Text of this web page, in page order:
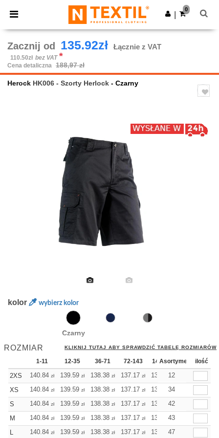
× Aplikacja Ntextil
Lepsze ceny w aplikacji!
Pobierz app
0
Zacznij od 135.92zł Łącznie z VAT
110.50zł bez VAT *
Cena detaliczna 188,97 zł
Herock HK006 - Szorty Herlock - Czarny
kolor wybierz kolor
Czarny
ROZMIAR KLIKNIJ TUTAJ ABY SPRAWDZIĆ TABELĘ ROZMIARÓW
1-11 12-35 36-71 72-143 144-287 288 Dodaj
Asortyment ilość
2XS 140.84 zł 139.59 zł 138.38 zł 137.17 zł 135.92 zł
12
XS
140.84 zł 139.59 zł 138.38 zł 137.17 zł 135.92 zł
34
S
140.84 zł 139.59 zł 138.38 zł 137.17 zł 135.92 zł
42
M
140.84 zł 139.59 zł 138.38 zł 137.17 zł 135.92 zł
43
L
140.84 zł 139.59 zł 138.38 zł 137.17 zł 135.92 zł
47